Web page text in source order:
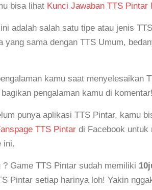
bisa lihat Kunci Jawaban TTS Pintar
adalah salah satu tipe atau jenis
yang sama dengan TTS Umum,
kamu saat menyelesaikan
pengalaman kamu di komentar!
punya aplikasi TTS Pintar, kamu
TTS Pintar di Facebook untuk
ini.
? Game TTS Pintar sudah memiliki
Pintar setiap harinya loh! Yakin